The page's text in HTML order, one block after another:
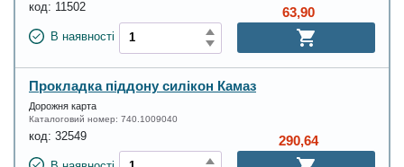
код: 11502
В наявності
63,90
Прокладка піддону силікон Камаз
Дорожня карта
Каталоговий номер: 740.1009040
код: 32549 290,64